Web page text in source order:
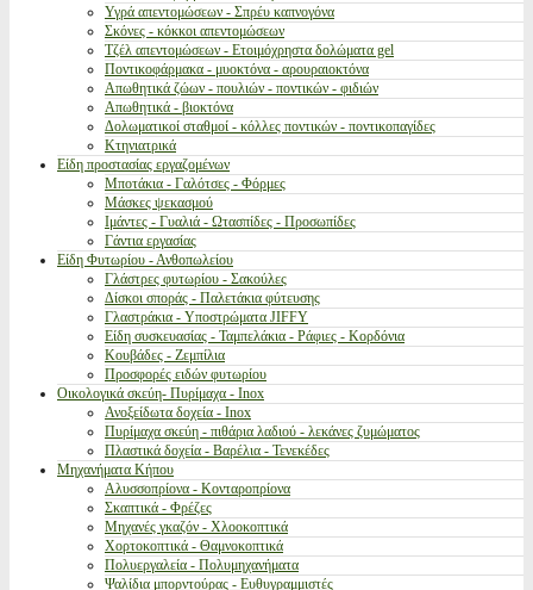
Υγρά απεντομώσεων - Σπρέυ καπνογόνα
Σκόνες - κόκκοι απεντομώσεων
Τζέλ απεντομώσεων - Ετοιμόχρηστα δολώματα gel
Ποντικοφάρμακα - μυοκτόνα - αρουραιοκτόνα
Απωθητικά ζώων - πουλιών - ποντικών - φιδιών
Απωθητικά - βιοκτόνα
Δολωματικοί σταθμοί - κόλλες ποντικών - ποντικοπαγίδες
Κτηνιατρικά
Είδη προστασίας εργαζομένων
Μποτάκια - Γαλότσες - Φόρμες
Μάσκες ψεκασμού
Ιμάντες - Γυαλιά - Ωτασπίδες - Προσωπίδες
Γάντια εργασίας
Είδη Φυτωρίου - Ανθοπωλείου
Γλάστρες φυτωρίου - Σακούλες
Δίσκοι σποράς - Παλετάκια φύτευσης
Γλαστράκια - Υποστρώματα JIFFY
Είδη συσκευασίας - Ταμπελάκια - Ράφιες - Κορδόνια
Κουβάδες - Ζεμπίλια
Προσφορές ειδών φυτωρίου
Οικολογικά σκεύη- Πυρίμαχα - Inox
Ανοξείδωτα δοχεία - Inox
Πυρίμαχα σκεύη - πιθάρια λαδιού - λεκάνες ζυμώματος
Πλαστικά δοχεία - Βαρέλια - Τενεκέδες
Μηχανήματα Κήπου
Αλυσσοπρίονα - Κονταροπρίονα
Σκαπτικά - Φρέζες
Μηχανές γκαζόν - Χλοοκοπτικά
Χορτοκοπτικά - Θαμνοκοπτικά
Πολυεργαλεία - Πολυμηχανήματα
Ψαλίδια μπορντούρας - Ευθυγραμμιστές